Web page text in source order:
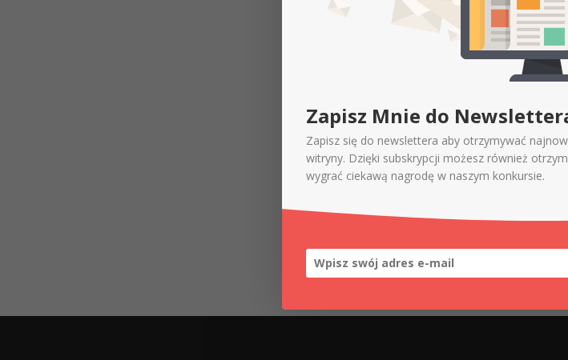
Zapisz Mnie do
Zapisz się do newslettera aby otrzymywać
witryny. Dzięki subskrypcji możesz również
wygrać ciekawą nagrodę w naszym konkursie.